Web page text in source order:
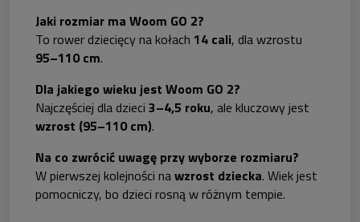
Jaki rozmiar ma Woom GO 2?
To rower dziecięcy na kołach 14 cali, dla wzrostu
95–110 cm.
Dla jakiego wieku jest Woom GO 2?
Najczęściej dla dzieci 3–4,5 roku, ale kluczowy jest
wzrost (95–110 cm).
Na co zwrócić uwagę przy wyborze rozmiaru?
W pierwszej kolejności nawzrost dziecka. Wiek jest
pomocniczy, bo dzieci rosną w różnym tempie.